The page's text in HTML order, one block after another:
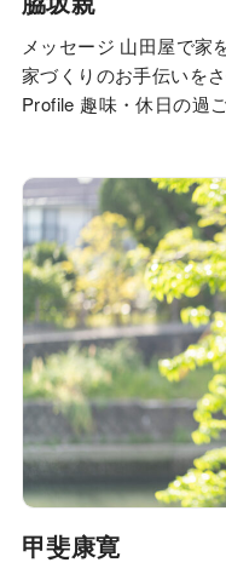
メッセージ 山田屋で家
家づくりのお手伝いを
Profile 趣味・休日の過
りチームで頑張ってい
ちがもっと上達してく
甲斐康寛